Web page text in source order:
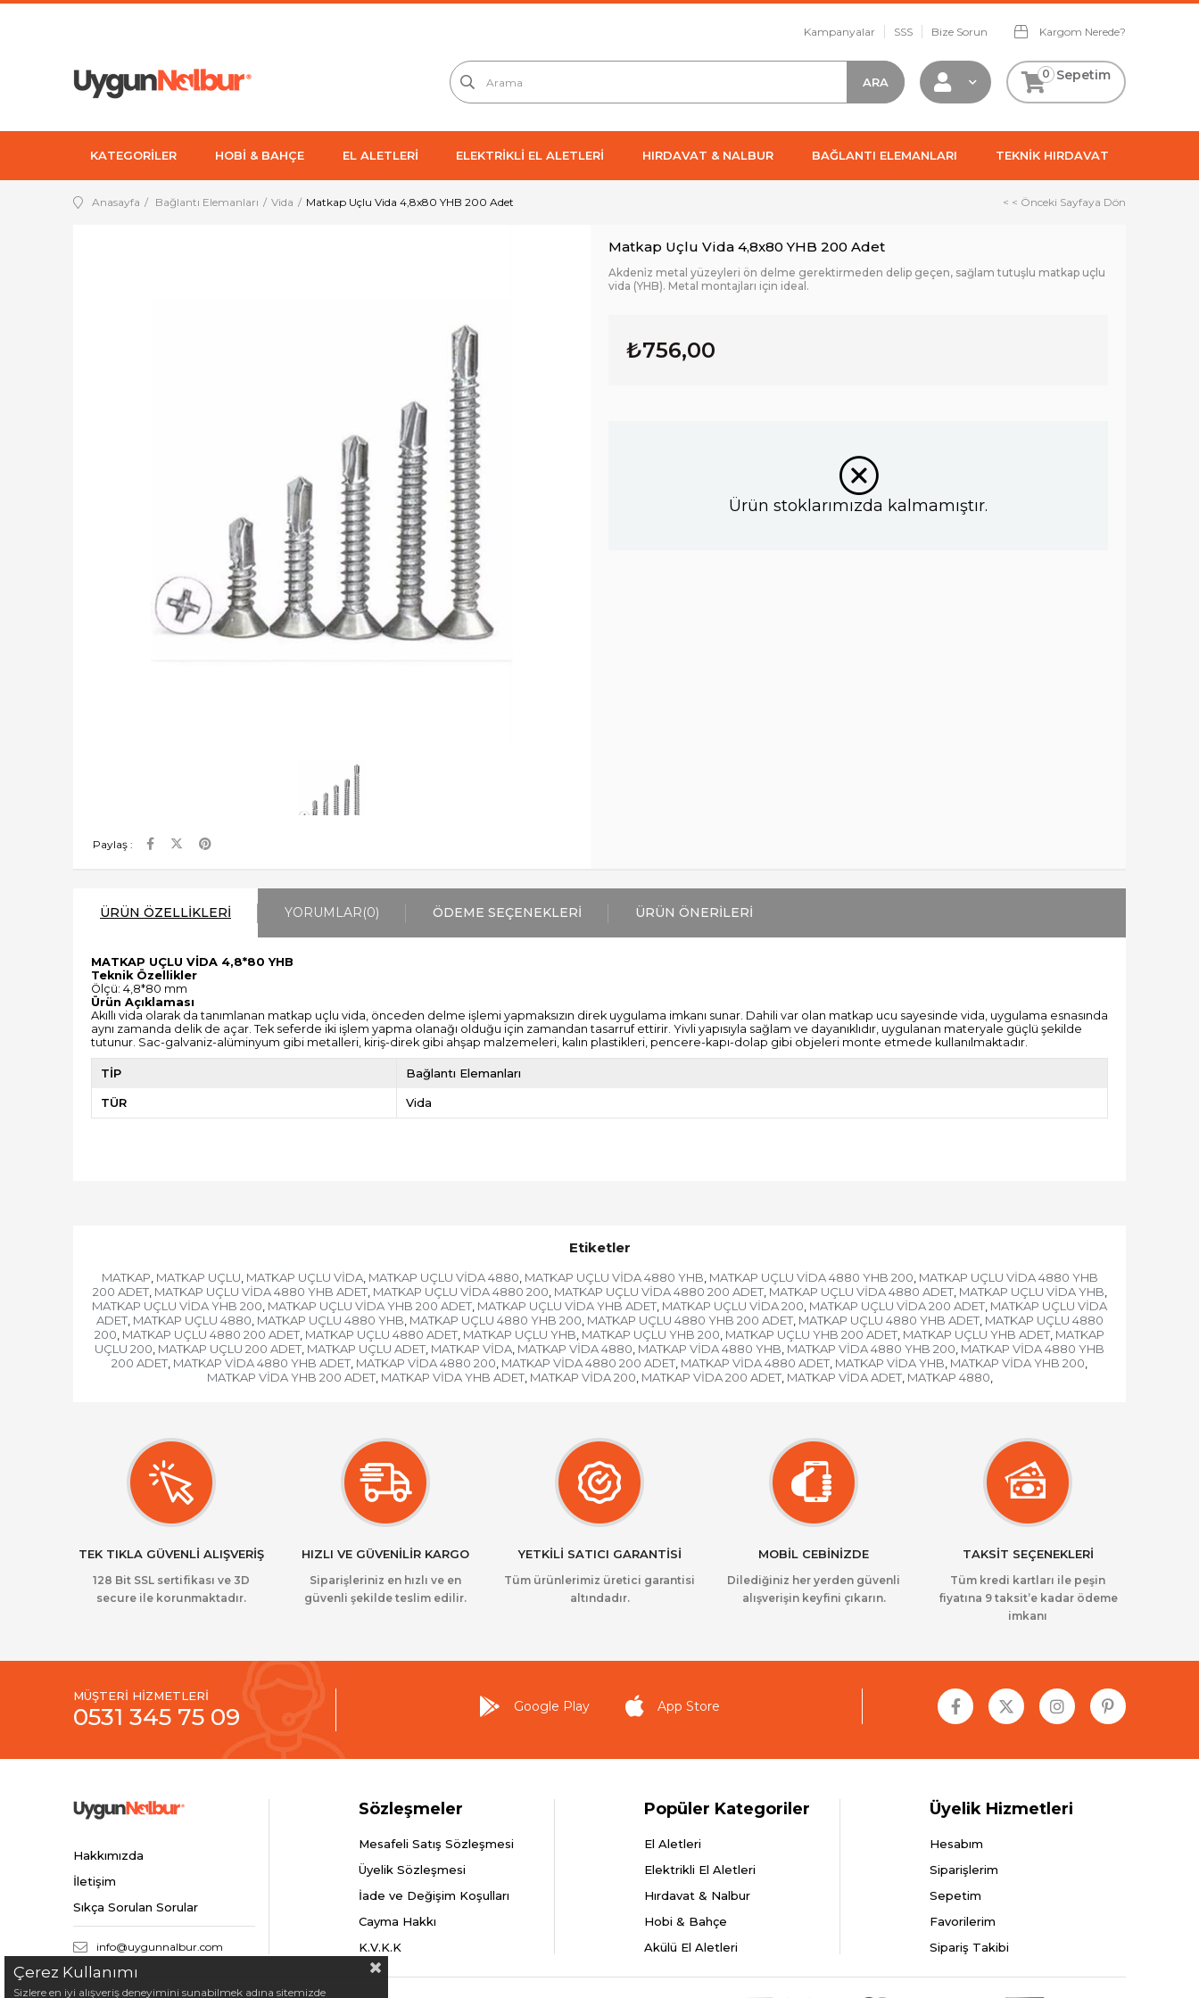
Kampanyalar SSS Bize Sorun Kargom Nerede?
Sepetim
0
KATEGORİLER HOBİ & BAHÇE EL ALETLERİ ELEKTRİKLİ EL ALETLERİ HIRDAVAT & NALBUR BAĞLANTI ELEMANLARI TEKNİK HIRDAVAT
Anasayfa Bağlantı Elemanları Vida Matkap Uçlu Vida 4,8x80 YHB 200 Adet < < Önceki Sayfaya Dön
Paylaş :
Matkap Uçlu Vida 4,8x80 YHB 200 Adet
Akdeni̇z metal yüzeyleri ön delme gerektirmeden delip geçen, sağlam tutuşlu matkap uçlu
vida (YHB). Metal montajları için ideal.
₺756,00
Ürün stoklarımızda kalmamıştır.
ÜRÜN ÖZELLIKLERI YORUMLAR(0) ÖDEME SEÇENEKLERI ÜRÜN ÖNERILERI
MATKAP UÇLU VİDA 4,8*80 YHB
Teknik Özellikler
Ölçü: 4,8*80 mm
Ürün Açıklaması
Akıllı vida olarak da tanımlanan matkap uçlu vida, önceden delme işlemi yapmaksızın direk uygulama imkanı sunar. Dahili var olan matkap ucu sayesinde vida, uygulama esnasında
aynı zamanda delik de açar. Tek seferde iki işlem yapma olanağı olduğu için zamandan tasarruf ettirir. Yivli yapısıyla sağlam ve dayanıklıdır, uygulanan materyale güçlü şekilde
tutunur. Sac-galvaniz-alüminyum gibi metalleri, kiriş-direk gibi ahşap malzemeleri, kalın plastikleri, pencere-kapı-dolap gibi objeleri monte etmede kullanılmaktadır.
TİP Bağlantı Elemanları
TÜR Vida
Etiketler
MATKAP, MATKAP UÇLU, MATKAP UÇLU VİDA, MATKAP UÇLU VİDA 4880, MATKAP UÇLU VİDA 4880 YHB, MATKAP UÇLU VİDA 4880 YHB 200, MATKAP UÇLU VİDA 4880 YHB
200 ADET, MATKAP UÇLU VİDA 4880 YHB ADET, MATKAP UÇLU VİDA 4880 200, MATKAP UÇLU VİDA 4880 200 ADET, MATKAP UÇLU VİDA 4880 ADET, MATKAP UÇLU VİDA YHB,
MATKAP UÇLU VİDA YHB 200, MATKAP UÇLU VİDA YHB 200 ADET, MATKAP UÇLU VİDA YHB ADET, MATKAP UÇLU VİDA 200, MATKAP UÇLU VİDA 200 ADET, MATKAP UÇLU VİDA
ADET, MATKAP UÇLU 4880, MATKAP UÇLU 4880 YHB, MATKAP UÇLU 4880 YHB 200, MATKAP UÇLU 4880 YHB 200 ADET, MATKAP UÇLU 4880 YHB ADET, MATKAP UÇLU 4880
200, MATKAP UÇLU 4880 200 ADET, MATKAP UÇLU 4880 ADET, MATKAP UÇLU YHB, MATKAP UÇLU YHB 200, MATKAP UÇLU YHB 200 ADET, MATKAP UÇLU YHB ADET, MATKAP
UÇLU 200, MATKAP UÇLU 200 ADET, MATKAP UÇLU ADET, MATKAP VİDA, MATKAP VİDA 4880, MATKAP VİDA 4880 YHB, MATKAP VİDA 4880 YHB 200, MATKAP VİDA 4880 YHB
200 ADET, MATKAP VİDA 4880 YHB ADET, MATKAP VİDA 4880 200, MATKAP VİDA 4880 200 ADET, MATKAP VİDA 4880 ADET, MATKAP VİDA YHB, MATKAP VİDA YHB 200,
MATKAP VİDA YHB 200 ADET, MATKAP VİDA YHB ADET, MATKAP VİDA 200, MATKAP VİDA 200 ADET, MATKAP VİDA ADET, MATKAP 4880,
TEK TIKLA GÜVENLİ ALIŞVERİŞ
128 Bit SSL sertifikası ve 3D
secure ile korunmaktadır.
HIZLI VE GÜVENİLİR KARGO
Siparişleriniz en hızlı ve en
güvenli şekilde teslim edilir.
YETKİLİ SATICI GARANTİSİ
Tüm ürünlerimiz üretici garantisi
altındadır.
MOBİL CEBİNİZDE
Dilediğiniz her yerden güvenli
alışverişin keyfini çıkarın.
TAKSİT SEÇENEKLERİ
Tüm kredi kartları ile peşin
fiyatına 9 taksit’e kadar ödeme
imkanı
MÜŞTERİ HİZMETLERİ
0531 345 75 09 Google Play App Store
Hakkımızda
İletişim
Sıkça Sorulan Sorular
info@uygunnalbur.com
Sözleşmeler
Mesafeli Satış Sözleşmesi
Üyelik Sözleşmesi
İade ve Değişim Koşulları
Cayma Hakkı
K.V.K.K
Popüler Kategoriler
El Aletleri
Elektrikli El Aletleri
Hırdavat & Nalbur
Hobi & Bahçe
Akülü El Aletleri
Üyelik Hizmetleri
Hesabım
Siparişlerim
Sepetim
Favorilerim
Sipariş Takibi
Çerez Kullanımı
Sizlere en iyi alışveriş deneyimini sunabilmek adına sitemizde